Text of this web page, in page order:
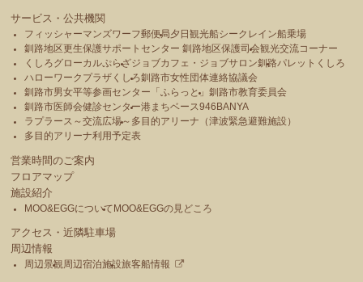
サービス・公共機関
フィッシャーマンズワーフ郵便局夕日観光船シークレイン船乗場
釧路地区更生保護サポートセンター 釧路地区保護司会観光交流コーナー
くしろグローカルぷらざジョブカフェ・ジョブサロン釧路パレットくしろ
ハローワークプラザくしろ釧路市女性団体連絡協議会
釧路市男女平等参画センター「ふらっと」釧路市教育委員会
釧路市医師会健診センター港まちベース946BANYA
ラプラース～交流広場～ 多目的アリーナ（津波緊急避難施設）
多目的アリーナ利用予定表
営業時間のご案内
フロアマップ
施設紹介
MOO&EGGについて MOO&EGGの見どころ
アクセス・近隣駐車場
周辺情報
周辺景観 周辺宿泊施設旅客船情報